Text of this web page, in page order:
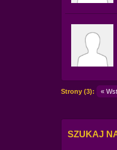
Strony (3): «
SZUKAJ